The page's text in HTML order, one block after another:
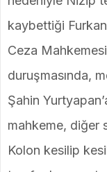
kaybettiği
Ceza
duruşmasında,
Şahin
mahkeme, diğer
Kolon kesilip